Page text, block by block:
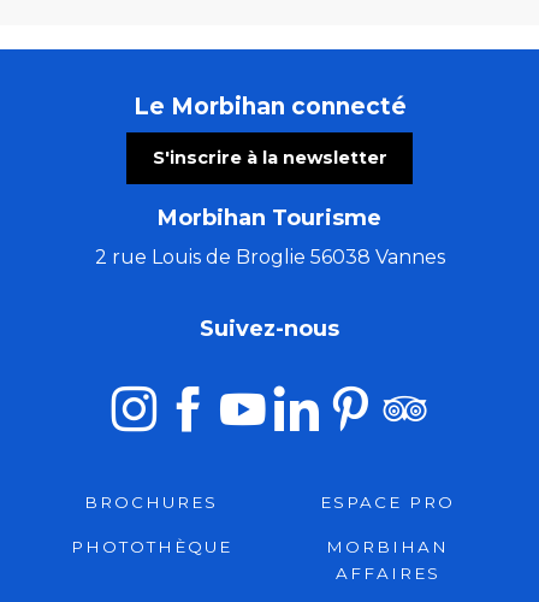
Le Morbihan connecté
S'inscrire à la newsletter
Morbihan Tourisme
2 rue Louis de Broglie 56038 Vannes
Suivez-nous
BROCHURES ESPACE PRO
PHOTOTHÈQUE
MORBIHAN
AFFAIRES